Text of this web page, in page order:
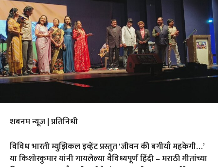
शबनम न्यूज | प्रतिनिधी
विविध भारती म्युझिकल इव्हेंट प्रस्तुत ‘जीवन की बगीयाँ महकेगी…’
या किशोरकुमार यांनी गायलेल्या वैविध्यपूर्ण हिंदी – मराठी गीतांच्या